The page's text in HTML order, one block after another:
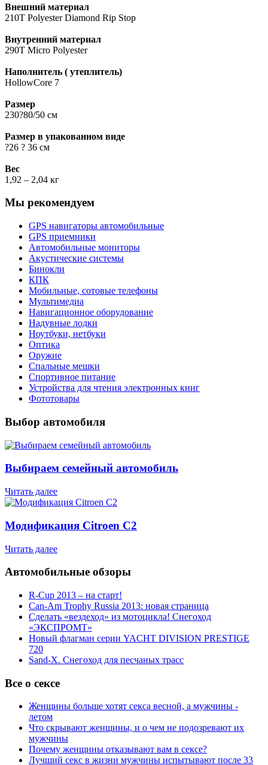
Внешний материал
210T Polyester Diamond Rip Stop
Внутренний материал
290T Micro Polyester
Наполнитель ( утеплитель)
HollowCore 7
Размер
230?80/50 см
Размер в упакованном виде
?26 ? 36 см
Вес
1,92 – 2,04 кг
Мы рекомендуем
GPS навигаторы автомобильные
GPS приемники
Автомобильные мониторы
Акустические системы
Бинокли
КПК
Мобильные, сотовые телефоны
Мультимедиа
Навигационное оборудование
Надувные лодки
Ноутбуки, нетбуки
Оптика
Оружие
Спальные мешки
Спортивное питание
Устройства для чтения электронных книг
Фототовары
Выбор автомобиля
Выбираем семейный автомобиль
Читать далее
Модификация Citroen С2
Читать далее
Автомобильные обзоры
R-Cup 2013 – на старт!
Can-Am Trophy Russia 2013: новая страница
Сделать «вездеход» из мотоцикла! Снегоход
«ЭКСПРОМТ»
Новый флагман серии YACHT DIVISION PRESTIGE
720
Sand-X. Снегоход для песчаных трасс
Все о сексе
Женщины больше хотят секса весной, а мужчины -
летом
Что скрывают женщины, и о чем не подозревают их
мужчины
Почему женщины отказывают вам в сексе?
Лучший секс в жизни мужчины испытывают после 33